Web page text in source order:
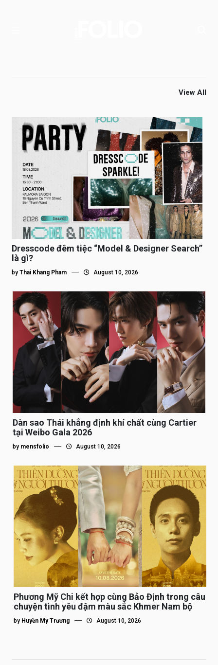
View All
Dresscode đêm tiệc “Model & Designer Search”
là gì?
by Thai Khang Pham August 10, 2026
Dàn sao Thái khẳng định khí chất cùng Cartier
tại Weibo Gala 2026
by mensfolio August 10, 2026
Phương Mỹ Chi kết hợp cùng Bảo Định trong câu
chuyện tình yêu đậm màu sắc Khmer Nam bộ
by Huyền My Trương August 10, 2026